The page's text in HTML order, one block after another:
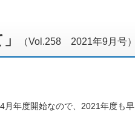
（Vol.258 2021年9月号）
年度開始なので、2021年度も